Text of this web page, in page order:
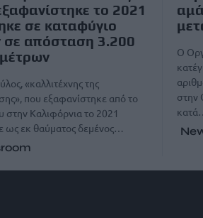
το 2021
σε καταφύγιο
απόσταση 3.200
«καλλιτέχνης της
που εξαφανίστηκε από το
στην Καλιφόρνια το 2021
ως εκ θαύματος δεμένος…
Ο
στην